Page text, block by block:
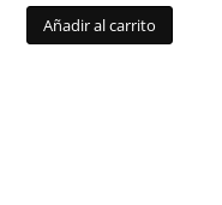
Añadir al carrito